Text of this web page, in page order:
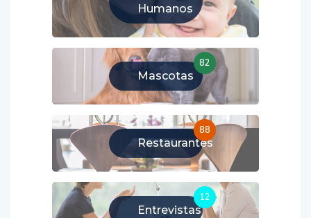
Humanos
Mascotas
82
Restaurantes
88
Entrevistas
12